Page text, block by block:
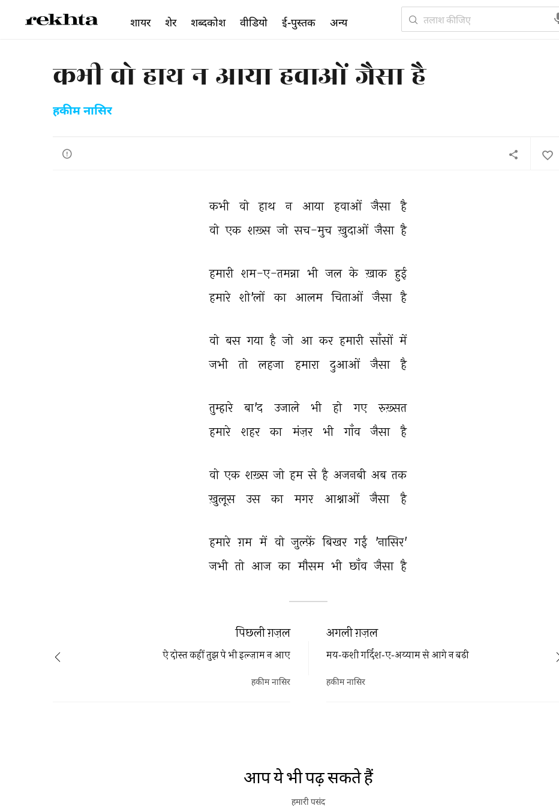
कभी वो हाथ न आया हवाओं जैसा है
हकीम नासिर
कभी वो हाथ न आया हवाओं जैसा
है
वो एक शख़्स जो सच-मुच ख़ुदाओं जैसा है
हमारी शम-ए-तमन्ना भी जल के ख़ाक हुई
हमारे शो'लों का आलम चिताओं जैसा है
वो बस गया है जो आ कर हमारी साँसों में
जभी
तो लहजा हमारा दुआओं जैसा है
तुम्हारे बा'द उजाले भी हो गए
रुख़्सत
हमारे
शहर का मंज़र भी गाँव जैसा है
वो एक शख़्स जो हम से है अजनबी अब तक
ख़ुलूस
उस का मगर आश्नाओं जैसा है
हमारे ग़म में वो ज़ुल्फ़ें बिखर गईं 'नासिर'
जभी तो आज का मौसम भी छाँव जैसा है
अगली ग़ज़ल
मय-कशी गर्दिश-ए-अय्याम से आगे न बढ़ी
हकीम नासिर
पिछली ग़ज़ल
ऐ दोस्त कहीं तुझ पे भी इल्ज़ाम न आए
हकीम नासिर
REKHTA RECENT
शायर शेर शब्दकोश वीडियो ई-पुस्तक अन्य